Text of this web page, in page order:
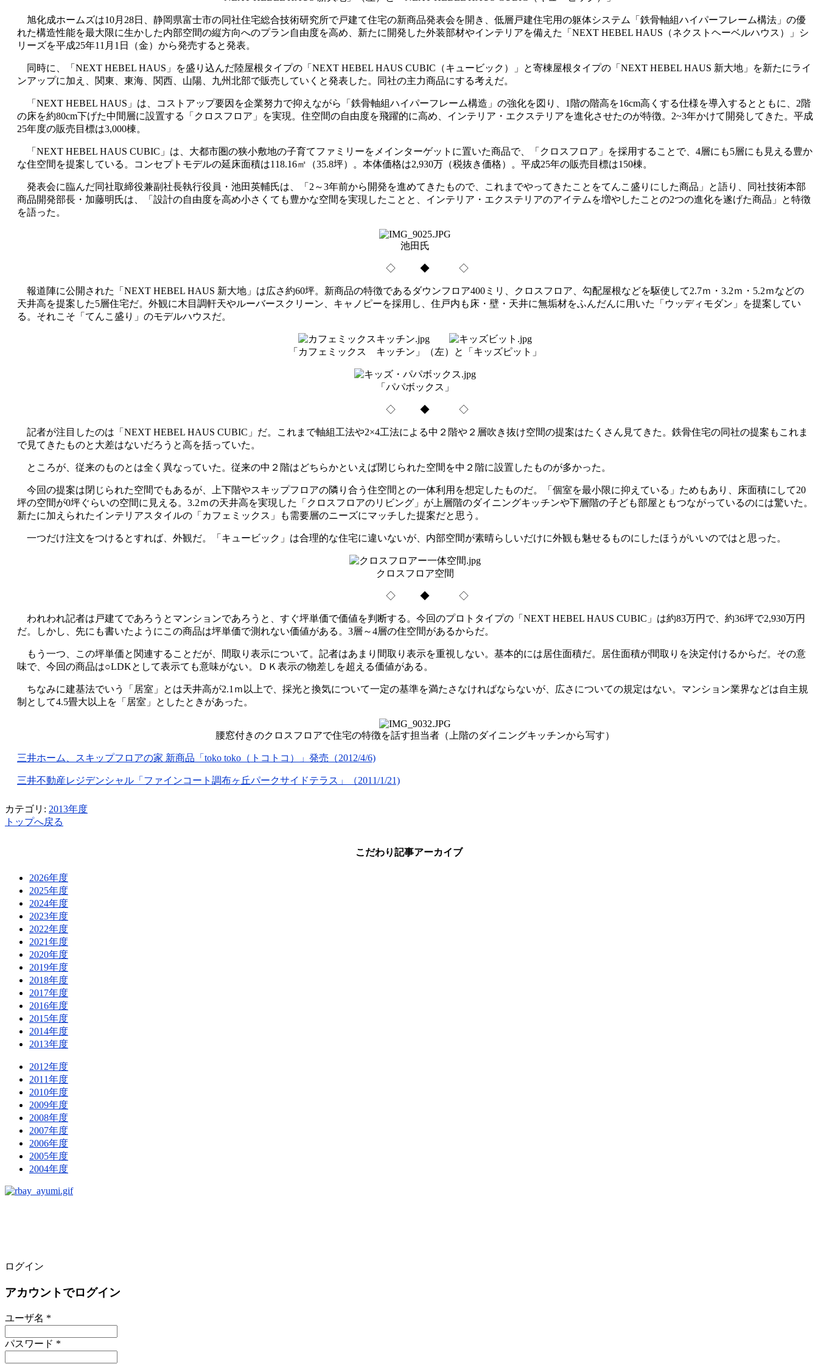
旭化成ホームズは10月28日、静岡県富士市の同社住宅総合技術研究所で戸建て住宅の新商品発表会を開き、低層戸建住宅用の躯体システム「鉄骨軸組ハイパーフレーム構法」の優
れた構造性能を最大限に生かした内部空間の縦方向へのプラン自由度を高め、新たに開発した外装部材やインテリアを備えた「NEXT HEBEL HAUS（ネクストヘーベルハウス）」シ
リーズを平成25年11月1日（金）から発売すると発表。
同時に、「NEXT HEBEL HAUS」を盛り込んだ陸屋根タイプの「NEXT HEBEL HAUS CUBIC（キュービック）」と寄棟屋根タイプの「NEXT HEBEL HAUS 新大地」を新たにライ
ンアップに加え、関東、東海、関西、山陽、九州北部で販売していくと発表した。同社の主力商品にする考えだ。
「NEXT HEBEL HAUS」は、コストアップ要因を企業努力で抑えながら「鉄骨軸組ハイパーフレーム構造」の強化を図り、1階の階高を16cm高くする仕様を導入するとともに、2階
の床を約80cm下げた中間層に設置する「クロスフロア」を実現。住空間の自由度を飛躍的に高め、インテリア・エクステリアを進化させたのが特徴。2~3年かけて開発してきた。平成
25年度の販売目標は3,000棟。
「NEXT HEBEL HAUS CUBIC」は、大都市圏の狭小敷地の子育てファミリーをメインターゲットに置いた商品で、「クロスフロア」を採用することで、4層にも5層にも見える豊か
な住空間を提案している。コンセプトモデルの延床面積は118.16㎡（35.8坪）。本体価格は2,930万（税抜き価格）。平成25年の販売目標は150棟。
発表会に臨んだ同社取締役兼副社長執行役員・池田英輔氏は、「2～3年前から開発を進めてきたもので、これまでやってきたことをてんこ盛りにした商品」と語り、同社技術本部
商品開発部長・加藤明氏は、「設計の自由度を高め小さくても豊かな空間を実現したことと、インテリア・エクステリアのアイテムを増やしたことの2つの進化を遂げた商品」と特徴
を語った。
池田氏
◇ ◆ ◇
報道陣に公開された「NEXT HEBEL HAUS 新大地」は広さ約60坪。新商品の特徴であるダウンフロア400ミリ、クロスフロア、勾配屋根などを駆使して2.7ｍ・3.2ｍ・5.2ｍなどの
天井高を提案した5層住宅だ。外観に木目調軒天やルーバースクリーン、キャノピーを採用し、住戸内も床・壁・天井に無垢材をふんだんに用いた「ウッディモダン」を提案してい
る。それこそ「てんこ盛り」のモデルハウスだ。
「カフェミックス キッチン」（左）と「キッズピット」
「パパボックス」
◇ ◆ ◇
記者が注目したのは「NEXT HEBEL HAUS CUBIC」だ。これまで軸組工法や2×4工法による中２階や２層吹き抜け空間の提案はたくさん見てきた。鉄骨住宅の同社の提案もこれま
で見てきたものと大差はないだろうと高を括っていた。
ところが、従来のものとは全く異なっていた。従来の中２階はどちらかといえば閉じられた空間を中２階に設置したものが多かった。
今回の提案は閉じられた空間でもあるが、上下階やスキップフロアの隣り合う住空間との一体利用を想定したものだ。「個室を最小限に抑えている」ためもあり、床面積にして20
坪の空間が0坪ぐらいの空間に見える。3.2ｍの天井高を実現した「クロスフロアのリビング」が上層階のダイニングキッチンや下層階の子ども部屋ともつながっているのには驚いた。
新たに加えられたインテリアスタイルの「カフェミックス」も需要層のニーズにマッチした提案だと思う。
一つだけ注文をつけるとすれば、外観だ。「キュービック」は合理的な住宅に違いないが、内部空間が素晴らしいだけに外観も魅せるものにしたほうがいいのではと思った。
クロスフロア空間
◇ ◆ ◇
われわれ記者は戸建てであろうとマンションであろうと、すぐ坪単価で価値を判断する。今回のプロトタイプの「NEXT HEBEL HAUS CUBIC」は約83万円で、約36坪で2,930万円
だ。しかし、先にも書いたようにこの商品は坪単価で測れない価値がある。3層～4層の住空間があるからだ。
もう一つ、この坪単価と関連することだが、間取り表示について。記者はあまり間取り表示を重視しない。基本的には居住面積だ。居住面積が間取りを決定付けるからだ。その意
味で、今回の商品は○LDKとして表示ても意味がない。ＤＫ表示の物差しを超える価値がある。
ちなみに建基法でいう「居室」とは天井高が2.1ｍ以上で、採光と換気について一定の基準を満たさなければならないが、広さについての規定はない。マンション業界などは自主規
制として4.5畳大以上を「居室」としたときがあった。
腰窓付きのクロスフロアで住宅の特徴を話す担当者（上階のダイニングキッチンから写す）
三井ホーム、スキップフロアの家 新商品「toko toko（トコトコ）」発売（2012/4/6)
三井不動産レジデンシャル「ファインコート調布ヶ丘パークサイドテラス」（2011/1/21)
カテゴリ: 2013年度
トップへ戻る
こだわり記事アーカイブ
2026年度
2025年度
2024年度
2023年度
2022年度
2021年度
2020年度
2019年度
2018年度
2017年度
2016年度
2015年度
2014年度
2013年度
2012年度
2011年度
2010年度
2009年度
2008年度
2007年度
2006年度
2005年度
2004年度
ログイン
アカウントでログイン
ユーザ名 *
パスワード *